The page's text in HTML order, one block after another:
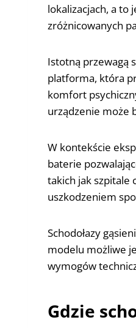
lokalizacjach, a to
zróżnicowanych
Istotną przewagą
platforma, która
komfort
urządzenie może
W kontekście
baterie
takich jak szpitale
uszkodzeniem
Schodołazy
modelu możliwe
wymogów
Gdzie